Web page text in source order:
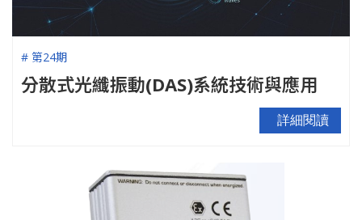
# 第24期
分散式光纖振動(DAS)系統技術與應用
詳細閱讀